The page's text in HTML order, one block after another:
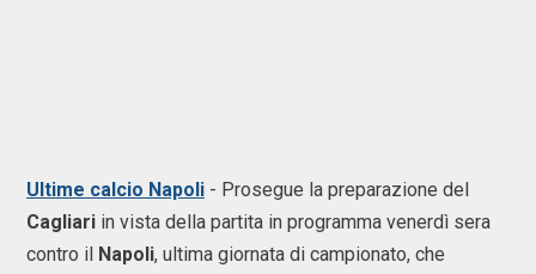
Ultime calcio Napoli - Prosegue la preparazione del
Cagliari in vista della partita in programma venerdì sera
contro il Napoli, ultima giornata di campionato, che